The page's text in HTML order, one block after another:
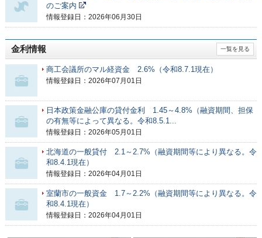
のご案内
情報登録日：2026年06月30日
金利情報 一覧を見る
商工会議所のマル経資金 2.6%（令和8.7.1現在）
情報登録日：2026年07月01日
日本政策金融公庫の貸付金利 1.45～4.8%（融資期間、担保
の有無等によって異なる。令和8.5.1...
情報登録日：2026年05月01日
北海道の一般貸付 2.1～2.7%（融資期間等により異なる。令
和8.4.1現在）
情報登録日：2026年04月01日
室蘭市の一般資金 1.7～2.2%（融資期間等により異なる。令
和8.4.1現在）
情報登録日：2026年04月01日